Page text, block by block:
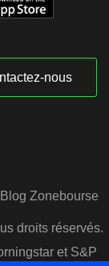
nous
Blog Zonebourse
droits réservés.
et S&P